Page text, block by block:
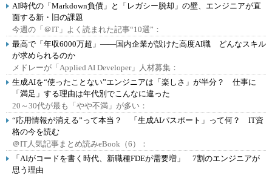
AI時代の「Markdown負債」と「レガシー脱却」の壁、エンジニアが直
面する新・旧の課題
今週の「＠IT」よく読まれた記事“10選”：
最高で「年収6000万超」――国内企業が設けた高度AI職 どんなスキル
が求められるのか
メドレーが「Applied AI Developer」人材募集：
生成AIを“使ったことない”エンジニアは「楽しさ」が半分？ 仕事に
「満足」する理由は年代別でこんなに違った
20～30代が最も「やや不満」が多い：
“応用情報が消える”って本当？ 「生成AIパスポート」って何？ IT資
格の今を読む
＠IT人気記事まとめ読みeBook（6）：
「AIがコードを書く時代、新職種FDEが需要増」 7割のエンジニアが
思う理由